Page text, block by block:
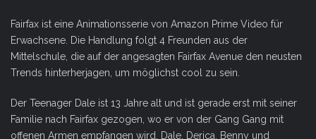
Fairfax ist eine Animationsserie von Amazon Prime Video für
Erwachsene. Die Handlung folgt 4 Freunden aus der
Mittelschule, die auf der angesagten Fairfax Avenue den neusten
Trends hinterherjagen, um möglichst cool zu sein.
Der Teenager Dale ist 13 Jahre alt und ist gerade erst mit seiner
Familie nach Fairfax gezogen, wo er von der Gang Gang mit
offenen Armen empfangen wird. Dale, Derica, Benny und